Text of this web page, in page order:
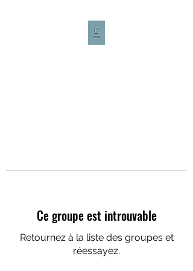
Ce groupe est introuvable
Retournez à la liste des groupes et
réessayez.